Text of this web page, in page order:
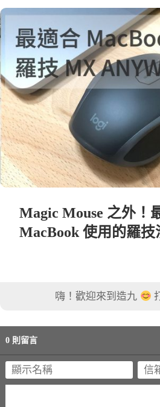
Magic Mouse 之外！
MacBook 使用的羅技
嗨！歡迎來到造九
0 則留言